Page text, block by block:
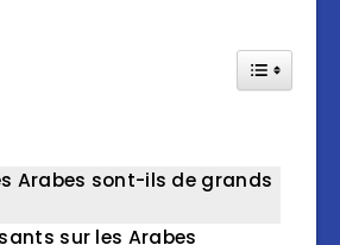
Toggle
Arabes sont-ils de grands
sur les Arabes